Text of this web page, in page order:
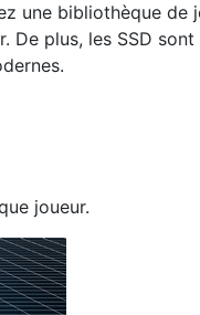
une bibliothèque de
plus, les SSD
joueur.